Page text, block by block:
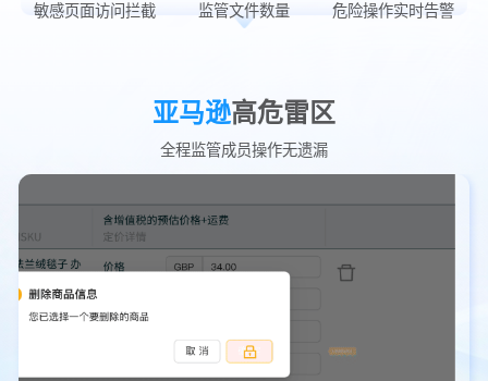
敏感页面访问拦截 监管文件数量 危险操作实时告警
亚马逊高危雷区
全程监管成员操作无遗漏